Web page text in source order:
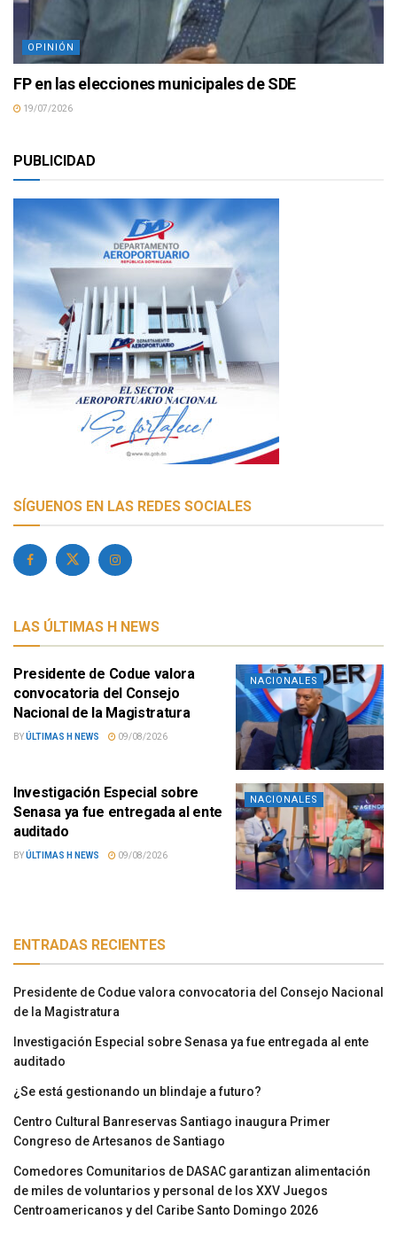
OPINIÓN
FP en las elecciones municipales de SDE
19/07/2026
PUBLICIDAD
SÍGUENOS EN LAS REDES SOCIALES
LAS ÚLTIMAS H NEWS
NACIONALES
Presidente de Codue valora
convocatoria del Consejo
Nacional de la Magistratura
BYÚLTIMAS H NEWS 09/08/2026
NACIONALES
Investigación Especial sobre
Senasa ya fue entregada al ente
auditado
BYÚLTIMAS H NEWS 09/08/2026
ENTRADAS RECIENTES
Presidente de Codue valora convocatoria del Consejo Nacional
de la Magistratura
Investigación Especial sobre Senasa ya fue entregada al ente
auditado
¿Se está gestionando un blindaje a futuro?
Centro Cultural Banreservas Santiago inaugura Primer
Congreso de Artesanos de Santiago
Comedores Comunitarios de DASAC garantizan alimentación
de miles de voluntarios y personal de los XXV Juegos
Centroamericanos y del Caribe Santo Domingo 2026